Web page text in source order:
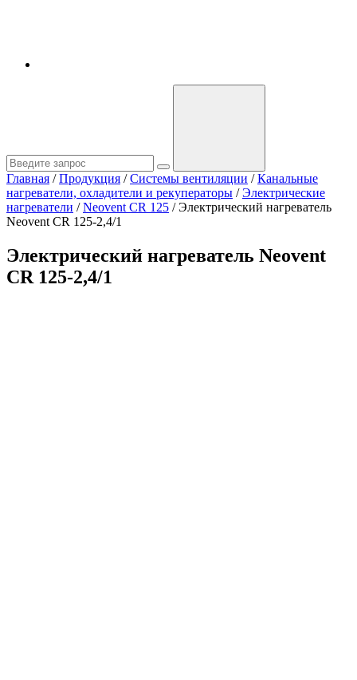
Главная / Продукция / Системы вентиляции / Канальные
нагреватели, охладители и рекуператоры / Электрические
нагреватели / Neovent CR 125 /Электрический нагреватель
Neovent CR 125-2,4/1
Электрический нагреватель Neovent
CR 125-2,4/1